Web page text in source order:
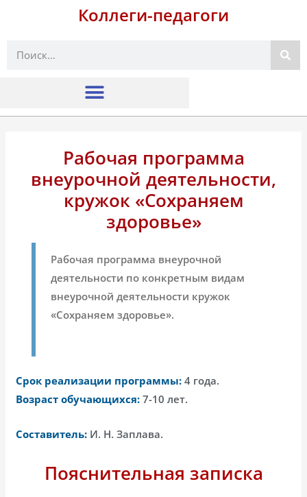
Коллеги-педагоги
Поиск
Рабочая программа
внеурочной деятельности,
кружок «Сохраняем
здоровье»
Рабочая программа внеурочной
деятельности по конкретным видам
внеурочной деятельности кружок
«Сохраняем здоровье».
Срок реализации программы: 4 года.
Возраст обучающихся: 7-10 лет.
Составитель: И. Н. Заплава.
Пояснительная записка